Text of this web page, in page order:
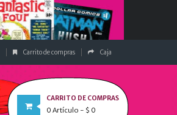
Carrito de compras Caja
CARRITO DE COMPRAS
0 Artículo - $ 0